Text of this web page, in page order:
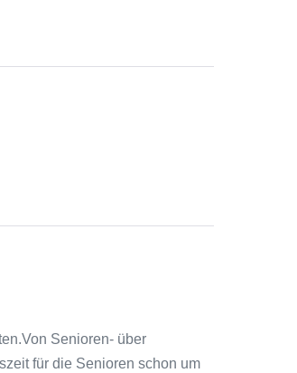
Senioren- über
für die Senioren schon um